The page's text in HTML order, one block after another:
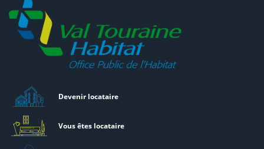
Devenir locataire
Vous êtes locataire